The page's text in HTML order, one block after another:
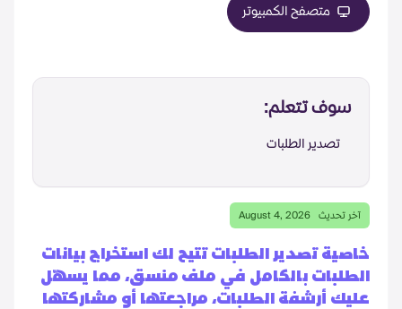
متصفح الكمبيوتر
سوف تتعلم:
تصدير الطلبات
آخر تحديث August 4, 2026
خاصية تصدير الطلبات تتيح لك استخراج بيانات
الطلبات بالكامل في ملف منسق، مما يسهّل
عليك أرشفة الطلبات، مراجعتها أو مشاركتها